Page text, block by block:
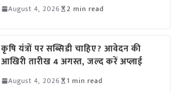
August 4, 2026 2 min read
कृषि यंत्रों पर सब्सिडी चाहिए? आवेदन की
आखिरी तारीख 4 अगस्त, जल्द करें अप्लाई
August 4, 2026 1 min read